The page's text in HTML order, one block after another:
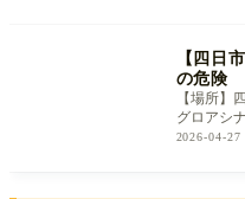
【四日
の危険
【場所】
グロアシ
れたプラ
2026-04-27